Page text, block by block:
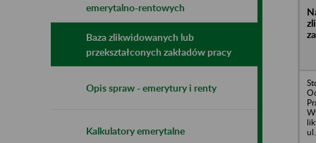
emerytalno-rentowych
Baza zlikwidowanych lub
przekształconych zakładów pracy
Opis spraw - emerytury i renty
Kalkulatory emerytalne